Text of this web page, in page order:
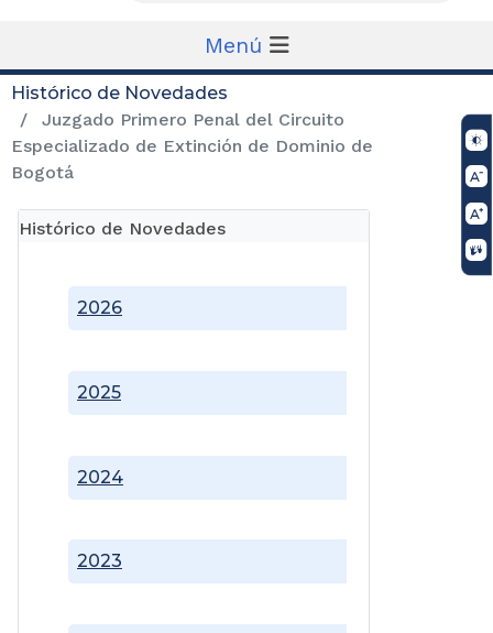
Menú
Histórico de Novedades
Juzgado Primero Penal del Circuito
Especializado de Extinción de Dominio de
Bogotá
Histórico de Novedades
2023
2024
2025
2026